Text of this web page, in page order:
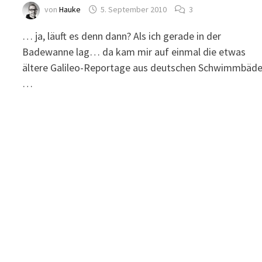
vonHauke 5. September 2010 3
… ja, läuft es denn dann? Als ich gerade in der
Badewanne lag… da kam mir auf einmal die etwas
ältere Galileo-Reportage aus deutschen
…